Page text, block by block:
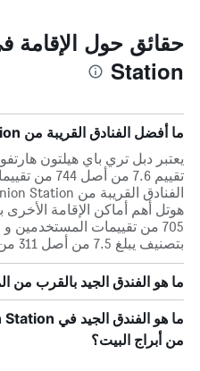
Station
ما أفضل الفنادق القريبة من Hartford Union Station؟
يعتبر دبل تري باي هيلتون
تقييم 7.6 من
705 من تقييمات المستخدمين
بتصنيف يبلغ 7.5 من أصل 311 من تقييمات المستخدمين.
ما هو الفندق الجيد بالقرب من
من أبراج البيت؟